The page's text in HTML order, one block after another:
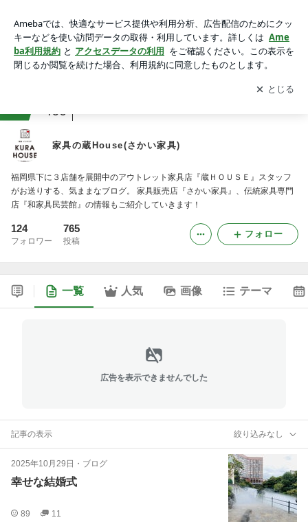
アプリをダウンロードして ブログの更新通知
を受け取りまし
ょう。
開く
460
家具の蔵House(さかい家具)
福岡県下に３店舗を展開中のアウトレット家具店『蔵ＨＯＵＳＥ』スタッフ
がお送りする、気ままなブログ。 家具販売店『さかい家具』、伝統家具専門
店『和家具民芸館』の情報もご紹介していきます！
124
フォロワー
765
投稿
フォロー
一覧 人気 画像 テーマ
広告を表示できませんでした
記事の表示 絞り込みなし
2025年10月29日 ・ ブログ
幸せな結婚式
89 11